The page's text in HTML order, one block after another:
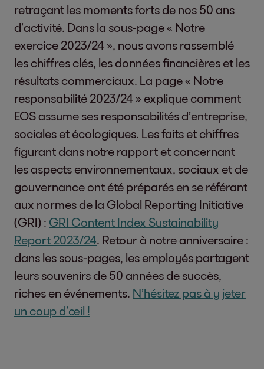
retraçant les moments forts de nos 50 ans
d’activité. Dans la sous-page « Notre
exercice 2023/24 », nous avons rassemblé
les chiffres clés, les données financières et les
résultats commerciaux. La page « Notre
responsabilité 2023/24 » explique comment
EOS assume ses responsabilités d’entreprise,
sociales et écologiques. Les faits et chiffres
figurant dans notre rapport et concernant
les aspects environnementaux, sociaux et de
gouvernance ont été préparés en se référant
aux normes de la Global Reporting Initiative
(GRI) : GRI Content Index Sustainability
Report 2023/24. Retour à notre anniversaire :
dans les sous-pages, les employés partagent
leurs souvenirs de 50 années de succès,
riches en événements. N’hésitez pas à y jeter
un coup d’œil !